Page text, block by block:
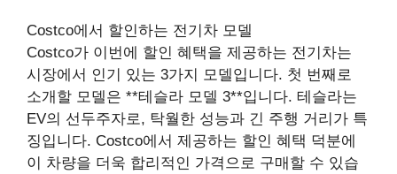
Costco에서 할인하는 전기차 모델
Costco가 이번에 할인 혜택을 제공하는 전기차는
시장에서 인기 있는 3가지 모델입니다. 첫 번째로
소개할 모델은 **테슬라 모델 3**입니다. 테슬라는
EV의 선두주자로, 탁월한 성능과 긴 주행 거리가 특
징입니다. Costco에서 제공하는 할인 혜택 덕분에
이 차량을 더욱 합리적인 가격으로 구매할 수 있습